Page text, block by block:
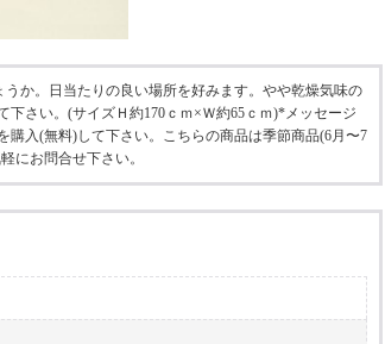
か。日当たりの良い場所を好みます。やや乾燥気味の
さい。(サイズＨ約170ｃｍ×Ｗ約65ｃｍ)*メッセージ
購入(無料)して下さい。こちらの商品は季節商品(6月〜7
軽にお問合せ下さい。